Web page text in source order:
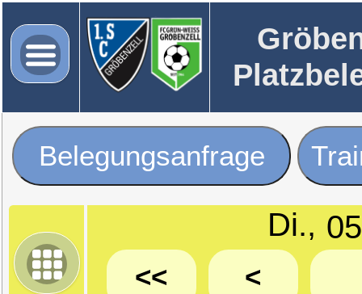
Belegungsanfrage
Di.,
<< <